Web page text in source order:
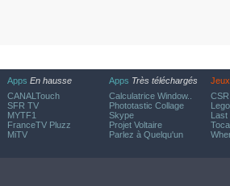
Apps En hausse
CANALTouch
SFR TV
MYTF1
FranceTV Pluzz
MiTV
Apps Très téléchargés
Calculatrice Window..
Phototastic Collage
Skype
Projet Voltaire
Parlez à Quelqu'un
Jeux
Last